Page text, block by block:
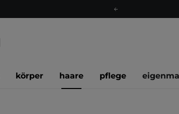
körper haare pflege